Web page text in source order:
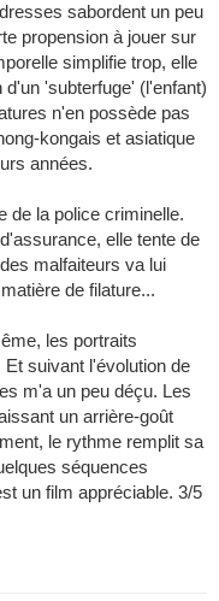
sabordent un peu
propension à jouer sur
simplifie trop, elle
'subterfuge' (l'enfant)
n'en possède pas
kongais et asiatique
années.
de la police criminelle.
elle tente de
malfaiteurs va lui
de filature...
les portraits
suivant l'évolution de
m'a un peu déçu. Les
un arrière-goût
le rythme remplit sa
séquences
un film appréciable. 3/5